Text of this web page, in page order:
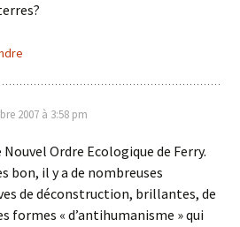
2007 à 3:58 pm
Nouvel Ordre Ecologique de Ferry.
bon, il y a de nombreuses
de déconstruction, brillantes, de
formes « d’antihumanisme » qui